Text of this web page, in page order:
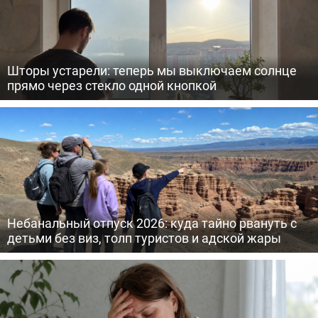
Шторы устарели: теперь мы выключаем солнце
прямо через стекло одной кнопкой
Небанальный отпуск 2026: куда тайно рвануть с
детьми без виз, толп туристов и адской жары